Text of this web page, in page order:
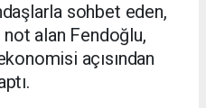
sohbet eden,
alan Fendoğlu,
açısından